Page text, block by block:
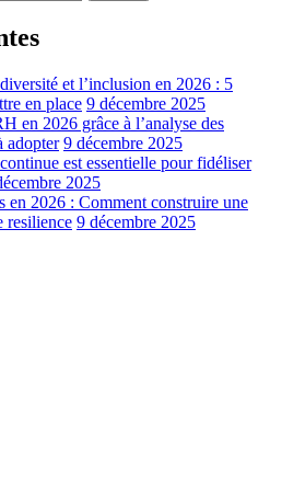
et l’inclusion en 2026 : 5
en place 9 décembre 2025
en 2026 grâce à l’analyse des
adopter 9 décembre 2025
est essentielle pour fidéliser
2025
en 2026 : Comment construire une
resilience 9 décembre 2025